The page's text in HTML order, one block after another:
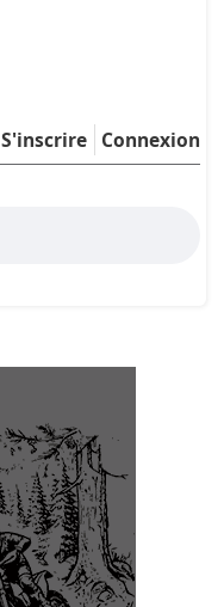
Connexion
S'inscrire